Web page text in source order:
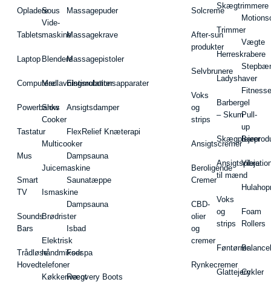
Opladere
Tablets
Laptop
Computere
Powerbanks
Tastatur
Mus
Smart
TV
Sounds
Bars
Trådløse
Hovedtelefoner
Sous
Vide-
maskine
Blendere
Madlavningsrobotter
Slow
Cooker
Multicooker
Juicemaskine
Ismaskine
Brødrister
Elektrisk
håndmikser
Køkkenvægt
Massagepuder
Massagekrave
Massagepistoler
Elstimulationsapparater
Ansigtsdamper
FlexRelief Knæterapi
Dampsauna
Saunatæppe
Dampsauna
Isbad
Fodspa
Recovery Boots
Solcreme
After-sun
produkter
Selvbrunere
Voks
og
strips
Ansigtscremer
Beroligende
Cremer
CBD-
olier
og
cremer
Rynkecremer
Skægtrimmere
Trimmer
Herreskrabere
Ladyshaver
Barbergel
– Skum
Ansigtspleje
til mænd
Voks
og
strips
Føntørrer
Glattejern
Vægte
Pull-
up
Barer
Foam
Rollers
Cykler